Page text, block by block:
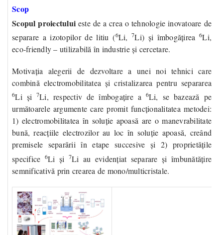
Scop
Scopul proiectului este de a crea o tehnologie inovatoare de
separare a izotopilor de litiu (6Li,7Li) și îmbogățirea6Li,
eco-friendly – utilizabilă în industrie și cercetare.
Motivația alegerii de dezvoltare a unei noi tehnici care
combină electromobilitatea și cristalizarea pentru separarea
6Li și 7Li, respectiv de îmbogațire a 6Li, se bazează pe
următoarele argumente care promit funcționalitatea metodei:
1) electromobilitatea în soluție apoasă are o manevrabilitate
bună, reacțiile electrozilor au loc în soluție apoasă, creând
premisele separării în etape succesive și 2) proprietățile
specifice 6Li și 7Li au evidențiat separare și îmbunătățire
semnificativă prin crearea de mono/multicristale.